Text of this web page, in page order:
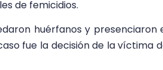
de femicidios.
huérfanos y presenciaron
fue la decisión de la víctima